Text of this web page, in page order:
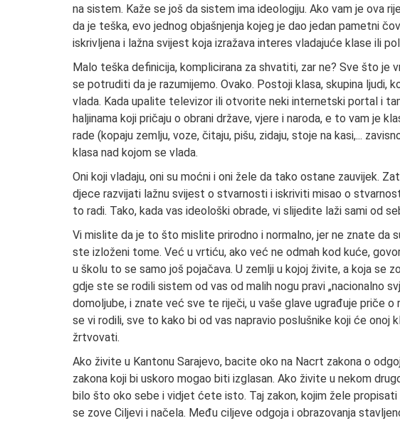
na sistem. Kaže se još da sistem ima ideologiju. Ako vam je ova
da je teška, evo jednog objašnjenja kojeg je dao jedan pametni
iskrivljena i lažna svijest koja izražava interes vladajuće klase ili
Malo teška definicija, komplicirana za shvatiti, zar ne? Sve što je
se potruditi da je razumijemo. Ovako. Postoji klasa, skupina ljudi,
vlada. Kada upalite televizor ili otvorite neki internetski portal i
haljinama koji pričaju o obrani države, vjere i naroda, e to vam je
rade (kopaju zemlju, voze, čitaju, pišu, zidaju, stoje na kasi,...
klasa nad kojom se vlada.
Oni koji vladaju, oni su moćni i oni žele da tako ostane zauvijek.
djece razvijati lažnu svijest o stvarnosti i iskriviti misao o
to radi. Tako, kada vas ideološki obrade, vi slijedite laži sami od
Vi mislite da je to što mislite prirodno i normalno, jer ne znate da
ste izloženi tome. Već u vrtiću, ako već ne odmah kod kuće,
u školu to se samo još pojačava. U zemlji u kojoj živite, a koja se
gdje ste se rodili sistem od vas od malih nogu pravi „nacionalno
domoljube, i znate već sve te riječi, u vaše glave ugrađuje priče
se vi rodili, sve to kako bi od vas napravio poslušnike koji će onoj
žrtvovati.
Ako živite u Kantonu Sarajevo, bacite oko na Nacrt zakona o
zakona koji bi uskoro mogao biti izglasan. Ako živite u nekom
bilo što oko sebe i vidjet ćete isto. Taj zakon, kojim žele
se zove Ciljevi i načela. Među ciljeve odgoja i obrazovanja